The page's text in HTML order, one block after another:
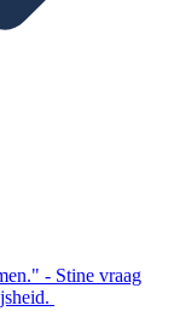
- Stine vraag